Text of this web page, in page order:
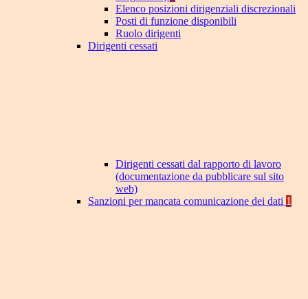
Elenco posizioni dirigenziali discrezionali
Posti di funzione disponibili
Ruolo dirigenti
Dirigenti cessati
Dirigenti cessati dal rapporto di lavoro
(documentazione da pubblicare sul sito
web)
Sanzioni per mancata comunicazione dei dati 1